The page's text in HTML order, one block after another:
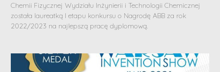
Chemii Fizycznej Wydziału Inżynierii i Technologii Chemicznej
została laureatką I etapu konkursu o Nagrodę ABB za rok
2022/2023 na najlepszą pracę dyplomową.